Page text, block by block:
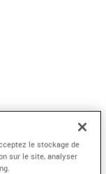
le stockage de
sur le site, analyser